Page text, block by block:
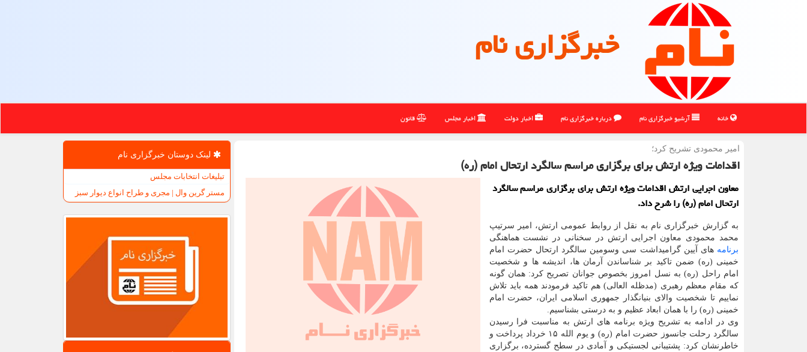
خبرگزاری نام
خانه آرشیو خبرگزاری نام درباره خبرگزاری نام اخبار دولت اخبار مجلس قانون
امیر محمودی تشریح كرد؛
اقدامات ویژه ارتش برای برگزاری مراسم سالگرد ارتحال امام (ره)
معاون اجرایی ارتش اقدامات ویژه ارتش برای برگزاری مراسم سالگرد
ارتحال امام (ره) را شرح داد.
به گزارش خبرگزاری نام به نقل از روابط عمومی ارتش، امیر سرتیپ
محمد محمودی معاون اجرایی ارتش در سخنانی در نشست هماهنگی
برنامه های آیین گرامیداشت سی وسومین سالگرد ارتحال حضرت امام
خمینی (ره) ضمن تاکید بر شناساندن آرمان ها، اندیشه ها و شخصیت
امام راحل (ره) به نسل امروز بخصوص جوانان تصریح کرد: همان گونه
که مقام معظم رهبری (مدظله العالی) هم تاکید فرمودند همه باید تلاش
نماییم تا شخصیت والای بنیانگذار جمهوری اسلامی ایران، حضرت امام
خمینی (ره) را با همان ابعاد عظیم و به درستی بشناسیم.
وی در ادامه به تشریح ویژه برنامه های ارتش به مناسبت فرا رسیدن
سالگرد رحلت جانسوز حضرت امام (ره) و یوم الله ۱۵ خرداد پرداخت و
خاطرنشان کرد: پشتیبانی لجستیکی و آمادی در سطح گسترده، برگزاری
لینک دوستان خبرگزاری نام
تبلیغات انتخابات مجلس
مستر گرین وال | مجری و طراح انواع دیوار سبز